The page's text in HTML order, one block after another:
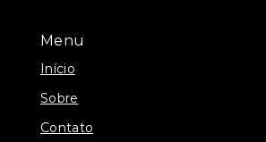
Menu
Início
Sobre
Contato